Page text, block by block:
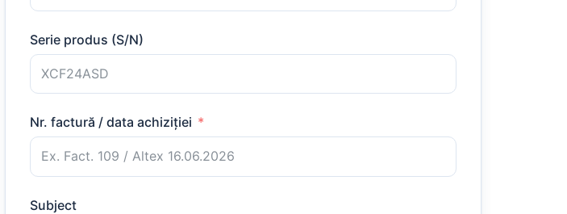
Serie produs (S/N)
Nr. factură / data achiziției
Subject